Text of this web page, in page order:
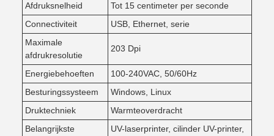
Afdruksnelheid
Tot 15 centimeter per seconde
Connectiviteit
USB, Ethernet, serie
Maximale
afdrukresolutie
203 Dpi
Energiebehoeften
100-240VAC, 50/60Hz
Besturingssysteem
Windows, Linux
Druktechniek
Warmteoverdracht
Belangrijkste
UV-laserprinter, cilinder UV-printer,